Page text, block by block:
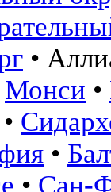
•
Монси •
•
•
• Сан-